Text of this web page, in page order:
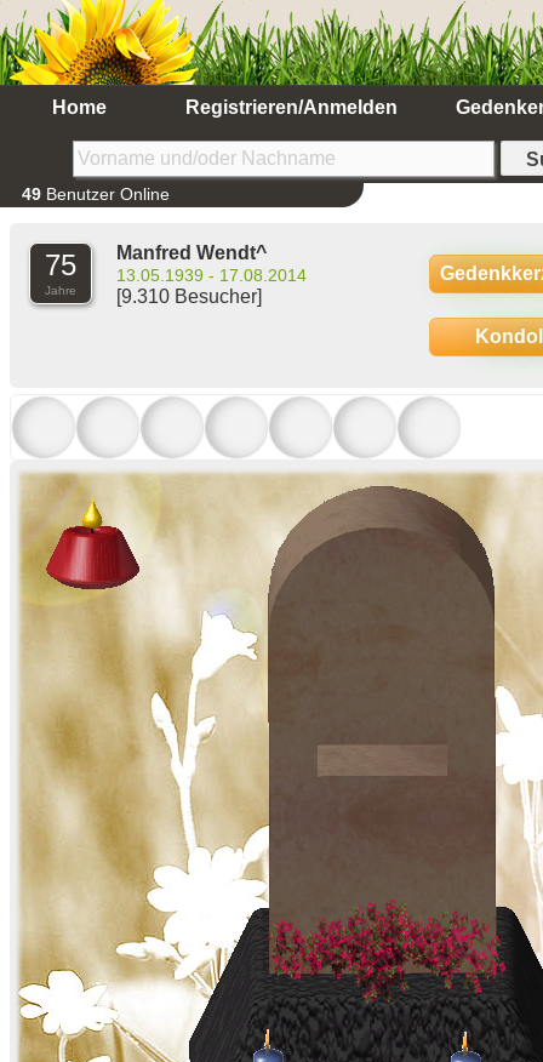
Home Registrieren/Anmelden
49 Benutzer Online
75
Jahre
Manfred Wendt^
13.05.1939 - 17.08.2014
[9.310 Besucher]